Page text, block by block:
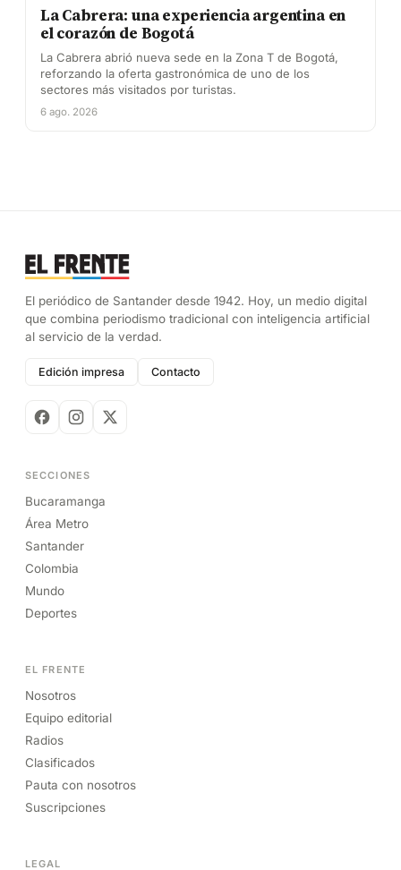
La Cabrera: una experiencia argentina en
el corazón de Bogotá
La Cabrera abrió nueva sede en la Zona T de Bogotá,
reforzando la oferta gastronómica de uno de los
sectores más visitados por turistas.
6 ago. 2026
El periódico de Santander desde 1942. Hoy, un medio digital
que combina periodismo tradicional con inteligencia artificial
al servicio de la verdad.
Edición impresa Contacto
SECCIONES
Bucaramanga
Área Metro
Santander
Colombia
Mundo
Deportes
EL FRENTE
Nosotros
Equipo editorial
Radios
Clasificados
Pauta con nosotros
Suscripciones
LEGAL